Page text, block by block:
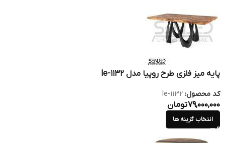
پایه میز فلزی طرح روپیا مدل le-1132
کد محصول: le-1132
79,000,000تومان
انتخاب گزینه ها